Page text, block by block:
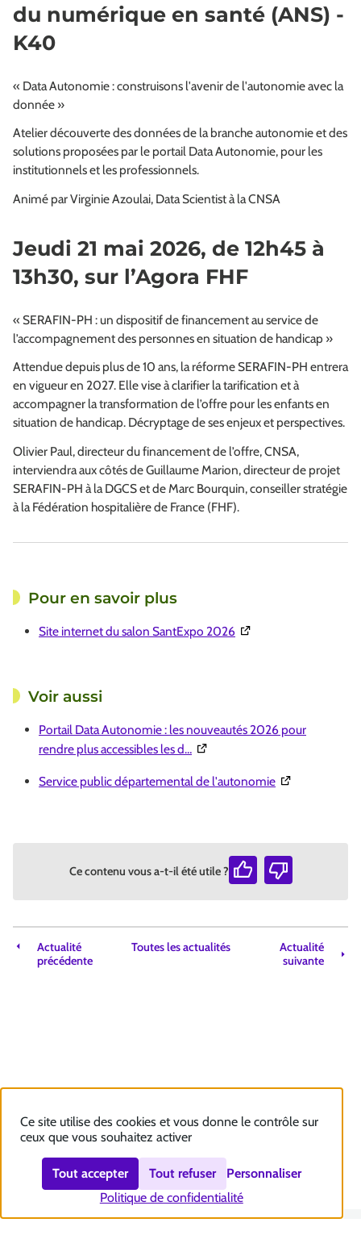
du numérique en santé (ANS) -
K40
« Data Autonomie : construisons l'avenir de l'autonomie avec la
donnée »
Atelier découverte des données de la branche autonomie et des
solutions proposées par le portail Data Autonomie, pour les
institutionnels et les professionnels.
Animé par Virginie Azoulai, Data Scientist à la CNSA
Jeudi 21 mai 2026, de 12h45 à
13h30, sur l’Agora FHF
« SERAFIN-PH : un dispositif de financement au service de
l’accompagnement des personnes en situation de handicap »
Attendue depuis plus de 10 ans, la réforme SERAFIN-PH entrera
en vigueur en 2027. Elle vise à clarifier la tarification et à
accompagner la transformation de l’offre pour les enfants en
situation de handicap. Décryptage de ses enjeux et perspectives.
Olivier Paul, directeur du financement de l’offre, CNSA,
interviendra aux côtés de Guillaume Marion, directeur de projet
SERAFIN-PH à la DGCS et de Marc Bourquin, conseiller stratégie
à la Fédération hospitalière de France (FHF).
Pour en savoir plus
Site internet du salon SantExpo 2026(Ouverture dans une
Voir aussi
Portail Data Autonomie : les nouveautés 2026 pour
rendre plus accessibles les d… (Ouverture dans une nouvelle
Service public départemental de l'autonomie(Ouverture
Ce contenu vous a-t-il été utile ?
Actualité
précédente
Toutes les actualités
Actualité
suivante
Ce site utilise des cookies et vous donne le contrôle sur
ceux que vous souhaitez activer
Tout accepter Tout refuser
Personnaliser
Politique de confidentialité